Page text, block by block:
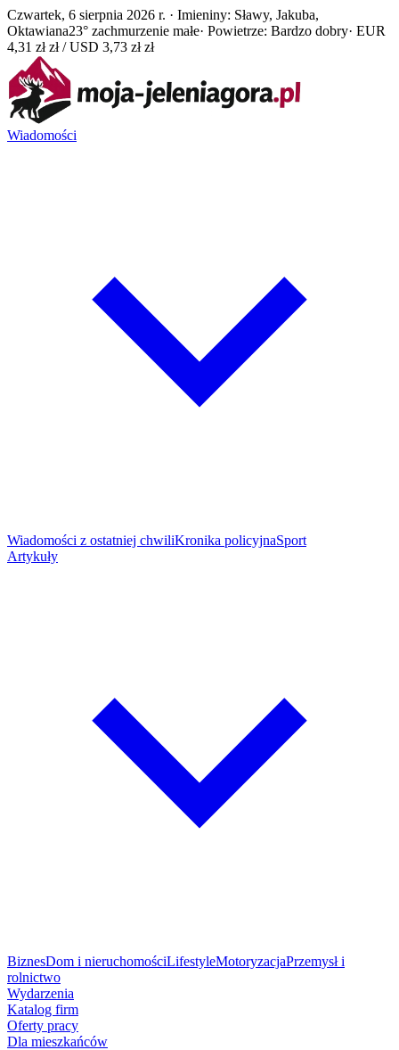
Czwartek, 6 sierpnia 2026 r. · Imieniny: Sławy, Jakuba,
Oktawiana23° zachmurzenie małe· Powietrze: Bardzo dobry· EUR
4,31 zł zł / USD 3,73 zł zł
Wiadomości
Wiadomości z ostatniej chwiliKronika policyjnaSport
Artykuły
BiznesDom i nieruchomościLifestyleMotoryzacjaPrzemysł i
rolnictwo
Wydarzenia
Katalog firm
Oferty pracy
Dla mieszkańców